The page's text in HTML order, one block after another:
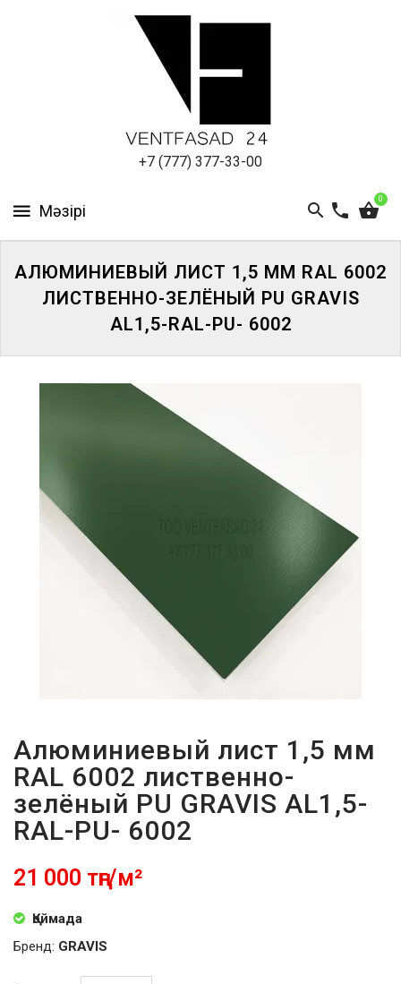
+7 (777) 377-33-00
0
ПАНЕЛИ
АЛЮМИНИЕВЫЙ ЛИСТ 1,5 ММ RAL 6002
ЛИСТВЕННО-ЗЕЛЁНЫЙ PU GRAVIS
AL1,5-RAL-PU- 6002
Алюминиевый лист 1,5 мм
RAL 6002 лиственно-
зелёный PU GRAVIS AL1,5-
RAL-PU- 6002
21 000 тңг/м²
Қоймада
Бренд: GRAVIS